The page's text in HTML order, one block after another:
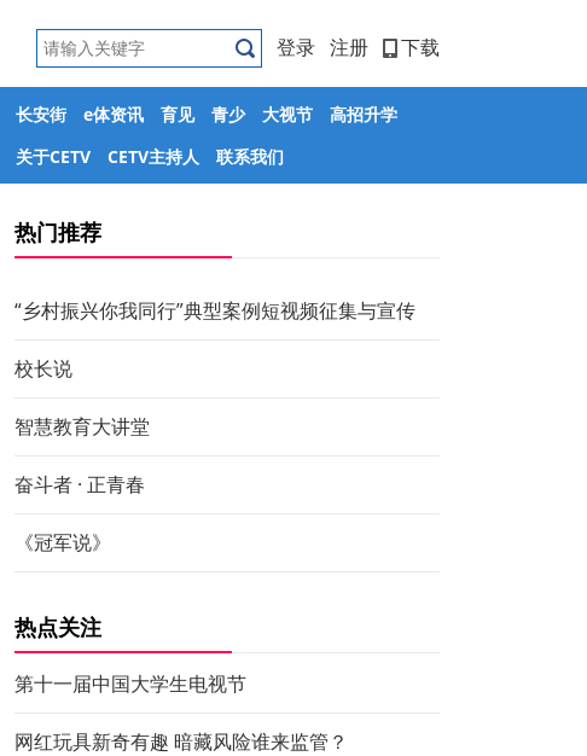
登录 注册 下载
长安街 e体资讯 育见 青少 大视节
高招升学
关于CETV CETV主持人 联系我们
热门推荐
“乡村振兴你我同行”典型案例短视频征集与宣传
校长说
智慧教育大讲堂
奋斗者 · 正青春
《冠军说》
热点关注
第十一届中国大学生电视节
网红玩具新奇有趣 暗藏风险谁来监管？